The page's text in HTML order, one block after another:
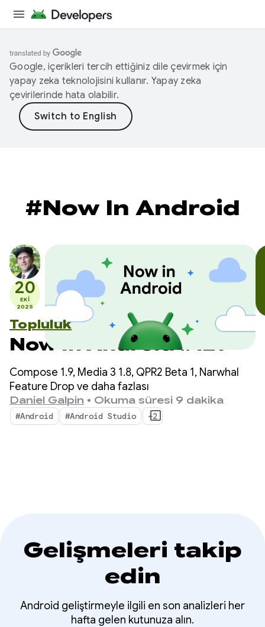
Google, içerikleri tercih ettiğiniz dile çevirmek için
yapay zeka teknolojisini kullanır. Yapay zeka
çevirilerinde hata olabilir.
#Now In Android
20
EKI
2025
Topluluk
Now in Android #121
Compose 1.9, Media 3 1.8, QPR2 Beta 1, Narwhal
Feature Drop ve daha fazlası
Daniel Galpin • Okuma süresi 9 dakika
#Android #Android Studio +2
Gelişmeleri takip
edin
Android geliştirmeyle ilgili en son analizleri her
hafta gelen kutunuza alın.